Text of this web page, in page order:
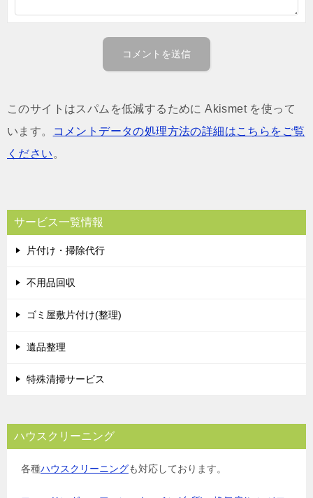
このサイトはスパムを低減するために Akismet を使って
います。
コメントデータの処理方法の詳細はこちらをご覧
ください 。
サービス一覧情報
片付け・掃除代行
不用品回収
ゴミ屋敷片付け(整理)
遺品整理
特殊清掃サービス
ハウスクリーニング
各種ハウスクリーニングも対応しております。